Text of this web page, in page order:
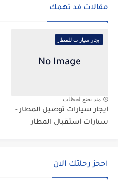
مقالات قد تهمك
ايجار سيارات للمطار
منذ بضع لحظات
ايجار سيارات توصيل المطار -
سيارات استقبال المطار
احجز رحلتك الان